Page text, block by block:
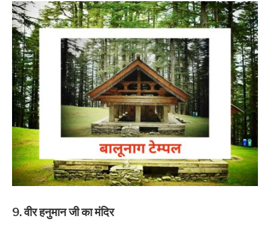
9. वीर हनुमान जी का मंदिर